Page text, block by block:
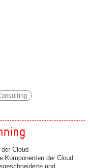
Cloud-
Komponenten der Cloud
und